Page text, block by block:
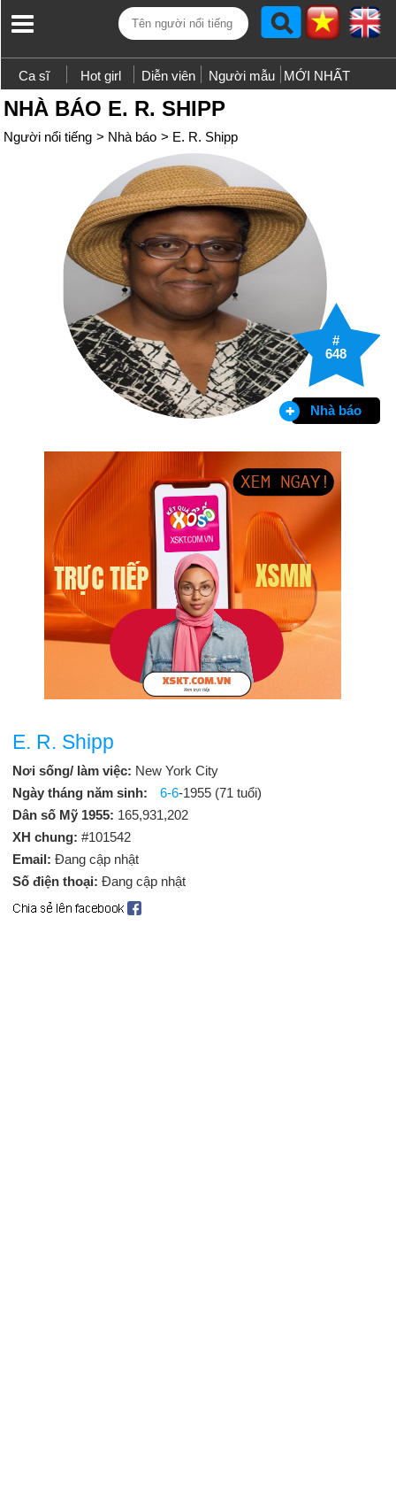
Ca sĩ Hot girl Diễn viên Người mẫu MỚI NHẤT
NHÀ BÁO E. R. SHIPP
Người nổi tiếng > Nhà báo > E. R. Shipp
#
648
Nhà báo
E. R. Shipp
Nơi sống/ làm việc: New York City
Ngày tháng năm sinh:
6-6-1955 (71 tuổi)
Dân số Mỹ 1955: 165,931,202
XH chung: #101542
Email: Đang cập nhật
Số điện thoại: Đang cập nhật